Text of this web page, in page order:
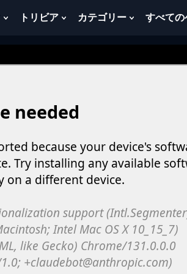
Show
For
トリビア Show
For
カテゴリー Show
For
すべての